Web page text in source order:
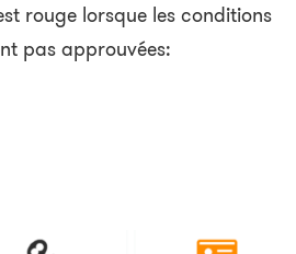
rouge lorsque les conditions
pas approuvées: